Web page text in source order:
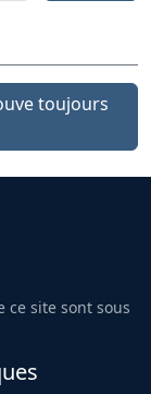
toujours
ce site sont sous